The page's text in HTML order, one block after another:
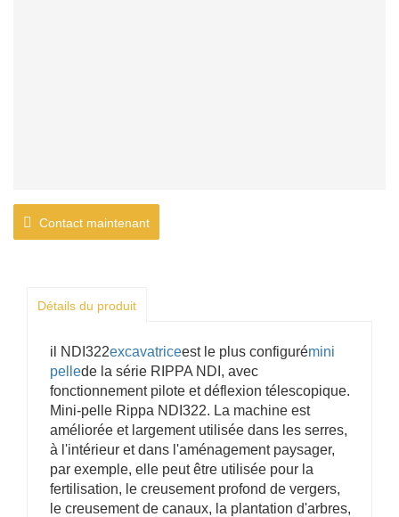
Contact maintenant
Détails du produit
il NDI322excavatriceest le plus configurémini
pellede la série RIPPA NDI, avec
fonctionnement pilote et déflexion télescopique.
Mini-pelle Rippa NDI322. La machine est
améliorée et largement utilisée dans les serres,
à l'intérieur et dans l'aménagement paysager,
par exemple, elle peut être utilisée pour la
fertilisation, le creusement profond de vergers,
le creusement de canaux, la plantation d'arbres,